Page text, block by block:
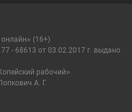
(16+)
- 68613 от 03.02.2017 г. выдано
рабочий»
А. Г.